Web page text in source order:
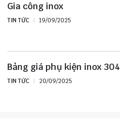
Gia công inox
TIN TỨC 19/09/2025
Bảng giá phụ kiện inox 304
TIN TỨC 20/09/2025